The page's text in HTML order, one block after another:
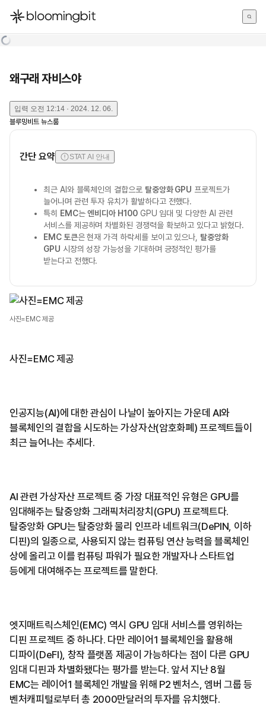
한국어
왜구래 자비스야
입력 오전 12:14 · 2024. 12. 06.
블루밍비트 뉴스룸
간단 요약 STAT AI 안내
최근 AI와 블록체인의 결합으로 탈중앙화 GPU 프로젝트가
늘어나며 관련 투자 유치가 활발하다고 전했다.
특히
EMC는엔비디아 H100GPU 임대 및 다양한 AI 관련
서비스를 제공하며 차별화된 경쟁력을 확보하고 있다고 밝혔다.
EMC 토큰은 현재 가격 하락세를 보이고 있으나, 탈중앙화
GPU 시장의 성장 가능성을 기대하며 긍정적인 평가를
받는다고 전했다.
사진=EMC 제공
사진=EMC 제공
인공지능(AI)에 대한 관심이 나날이 높아지는 가운데 AI와
블록체인의 결합을 시도하는 가상자산(암호화폐) 프로젝트들이
최근 늘어나는 추세다.
AI 관련 가상자산 프로젝트 중 가장 대표적인 유형은 GPU를
임대해주는 탈중앙화 그래픽처리장치(GPU) 프로젝트다.
탈중앙화 GPU는 탈중앙화 물리 인프라 네트워크(DePIN, 이하
디핀)의 일종으로, 사용되지 않는 컴퓨팅 연산 능력을 블록체인
상에 올리고 이를 컴퓨팅 파워가 필요한 개발자나 스타트업
등에게 대여해주는 프로젝트를 말한다.
엣지매트릭스체인(EMC) 역시 GPU 임대 서비스를 영위하는
디핀 프로젝트 중 하나다. 다만 레이어1 블록체인을 활용해
디파이(DeFI), 창작 플랫폼 제공이 가능하다는 점이 다른 GPU
임대 디핀과 차별화됐다는 평가를 받는다. 앞서 지난 8월
EMC는 레이어1 블록체인 개발을 위해 P2 벤처스, 엠버 그룹 등
벤처캐피털로부터 총 2000만달러의 투자를 유치했다.